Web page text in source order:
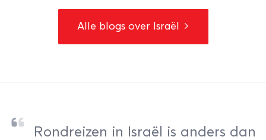
Alle blogs over Israël
Rondreizen in Israël is anders dan